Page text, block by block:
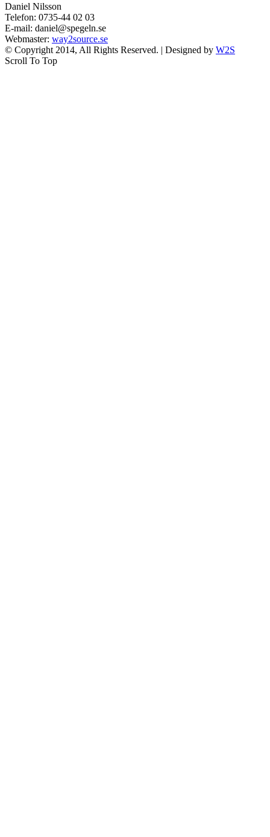
Daniel Nilsson
Telefon: 0735-44 02 03
E-mail: daniel@spegeln.se
Webmaster: way2source.se
© Copyright 2014, All Rights Reserved. | Designed by W2S
Scroll To Top